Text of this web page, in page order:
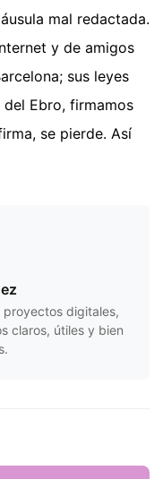
mal redactada.
y de amigos
sus leyes
del Ebro, firmamos
se pierde. Así
digitales,
claros, útiles y bien